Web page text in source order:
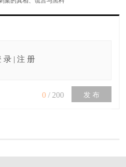
录| 注 册
发 布
0/ 200